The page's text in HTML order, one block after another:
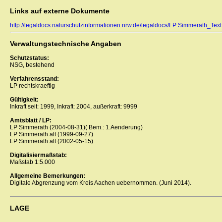
Links auf externe Dokumente
http://legaldocs.naturschutzinformationen.nrw.de/legaldocs/LP
Verwaltungstechnische Angaben
Schutzstatus:
NSG, bestehend
Verfahrensstand:
LP rechtskraeftig
Gültigkeit:
Inkraft seit: 1999, Inkraft: 2004, außerkraft: 9999
Amtsblatt / LP:
LP Simmerath (2004-08-31)( Bem.: 1.Aenderung)
LP Simmerath alt (1999-09-27)
LP Simmerath alt (2002-05-15)
Digitalisiermaßstab:
Maßstab 1:5.000
Allgemeine Bemerkungen:
Digitale Abgrenzung vom Kreis Aachen uebernommen. (Juni 2014).
LAGE